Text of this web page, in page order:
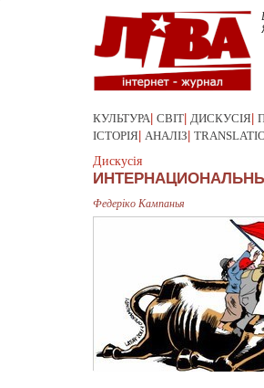
КУЛЬТУРА СВІТ ДИСКУСІЯ
ІСТОРІЯ АНАЛІЗ
Дискусія
Федеріко Кампанья